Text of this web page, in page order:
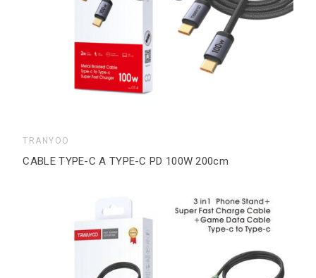
TRANYOO
CABLE TYPE-C A TYPE-C PD 100W 200cm